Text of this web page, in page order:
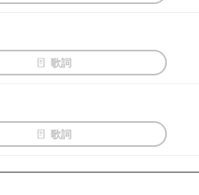
歌詞
歌詞